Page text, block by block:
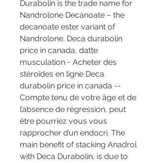
Durabolin is the trade name for
Nandrolone Decanoate – the
decanoate ester variant of
Nandrolone. Deca durabolin
price in canada, datte
musculation - Acheter des
stéroïdes en ligne Deca
durabolin price in canada --
Compte tenu de votre âge et de
l’absence de régression, peut
être pourriez vous vous
rapprocher d’un endocri. The
main benefit of stacking Anadrol
with Deca Durabolin, is due to